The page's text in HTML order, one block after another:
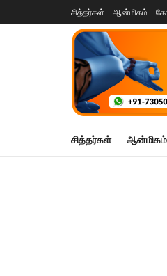
சித்தர்கள் ஆன்மிகம்
சித்தர்கள் ஆன்மிகம்